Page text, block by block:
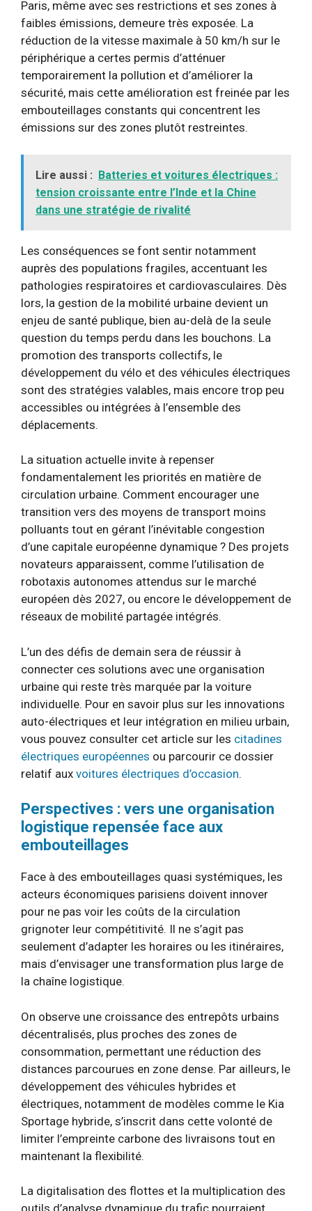
Paris, même avec ses restrictions et ses zones à
faibles émissions, demeure très exposée. La
réduction de la vitesse maximale à 50 km/h sur le
périphérique a certes permis d’atténuer
temporairement la pollution et d’améliorer la
sécurité, mais cette amélioration est freinée par les
embouteillages constants qui concentrent les
émissions sur des zones plutôt restreintes.
Lire aussi : Batteries et voitures électriques :
tension croissante entre l’Inde et la Chine
dans une stratégie de rivalité
Les conséquences se font sentir notamment
auprès des populations fragiles, accentuant les
pathologies respiratoires et cardiovasculaires. Dès
lors, la gestion de la mobilité urbaine devient un
enjeu de santé publique, bien au-delà de la seule
question du temps perdu dans les bouchons. La
promotion des transports collectifs, le
développement du vélo et des véhicules électriques
sont des stratégies valables, mais encore trop peu
accessibles ou intégrées à l’ensemble des
déplacements.
La situation actuelle invite à repenser
fondamentalement les priorités en matière de
circulation urbaine. Comment encourager une
transition vers des moyens de transport moins
polluants tout en gérant l’inévitable congestion
d’une capitale européenne dynamique ? Des projets
novateurs apparaissent, comme l’utilisation de
robotaxis autonomes attendus sur le marché
européen dès 2027, ou encore le développement de
réseaux de mobilité partagée intégrés.
L’un des défis de demain sera de réussir à
connecter ces solutions avec une organisation
urbaine qui reste très marquée par la voiture
individuelle. Pour en savoir plus sur les innovations
auto-électriques et leur intégration en milieu urbain,
vous pouvez consulter cet article sur les citadines
électriques européennes ou parcourir ce dossier
relatif aux voitures électriques d’occasion.
Perspectives : vers une organisation
logistique repensée face aux
embouteillages
Face à des embouteillages quasi systémiques, les
acteurs économiques parisiens doivent innover
pour ne pas voir les coûts de la circulation
grignoter leur compétitivité. Il ne s’agit pas
seulement d’adapter les horaires ou les itinéraires,
mais d’envisager une transformation plus large de
la chaîne logistique.
On observe une croissance des entrepôts urbains
décentralisés, plus proches des zones de
consommation, permettant une réduction des
distances parcourues en zone dense. Par ailleurs, le
développement des véhicules hybrides et
électriques, notamment de modèles comme le Kia
Sportage hybride, s’inscrit dans cette volonté de
limiter l’empreinte carbone des livraisons tout en
maintenant la flexibilité.
La digitalisation des flottes et la multiplication des
outils d’analyse dynamique du trafic pourraient